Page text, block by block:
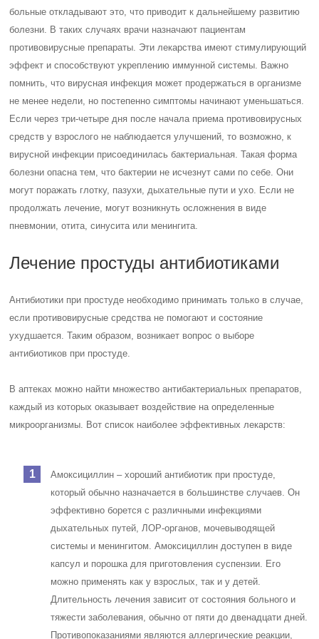
больные откладывают это, что приводит к дальнейшему развитию
болезни. В таких случаях врачи назначают пациентам
противовирусные препараты. Эти лекарства имеют стимулирующий
эффект и способствуют укреплению иммунной системы. Важно
помнить, что вирусная инфекция может продержаться в организме
не менее недели, но постепенно симптомы начинают уменьшаться.
Если через три-четыре дня после начала приема противовирусных
средств у взрослого не наблюдается улучшений, то возможно, к
вирусной инфекции присоединилась бактериальная. Такая форма
болезни опасна тем, что бактерии не исчезнут сами по себе. Они
могут поражать глотку, пазухи, дыхательные пути и ухо. Если не
продолжать лечение, могут возникнуть осложнения в виде
пневмонии, отита, синусита или менингита.
Лечение простуды антибиотиками
Антибиотики при простуде необходимо принимать только в случае,
если противовирусные средства не помогают и состояние
ухудшается. Таким образом, возникает вопрос о выборе
антибиотиков при простуде.
В аптеках можно найти множество антибактериальных препаратов,
каждый из которых оказывает воздействие на определенные
микроорганизмы. Вот список наиболее эффективных лекарств:
Амоксициллин – хороший антибиотик при простуде,
который обычно назначается в большинстве случаев. Он
эффективно борется с различными инфекциями
дыхательных путей, ЛОР-органов, мочевыводящей
системы и менингитом. Амоксициллин доступен в виде
капсул и порошка для приготовления суспензии. Его
можно применять как у взрослых, так и у детей.
Длительность лечения зависит от состояния больного и
тяжести заболевания, обычно от пяти до двенадцати дней.
Противопоказаниями являются аллергические реакции,